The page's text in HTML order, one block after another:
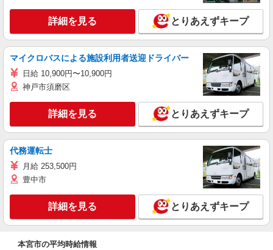
詳細を見る とりあえずキープ
マイクロバスによる施設利用者送迎ドライバー
日給 10,900円〜10,900円
神戸市須磨区
詳細を見る とりあえずキープ
代務運転士
月給 253,500円
豊中市
詳細を見る とりあえずキープ
本宮市の平均時給情報